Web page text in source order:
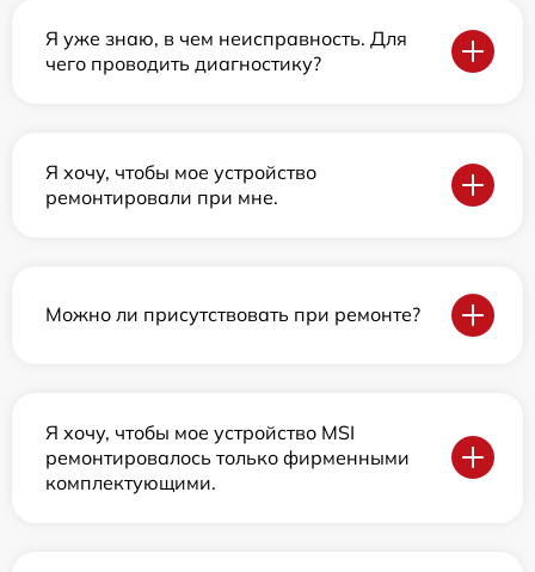
Я уже знаю, в чем неисправность. Для
чего проводить диагностику?
Я хочу, чтобы мое устройство
ремонтировали при мне.
Можно ли присутствовать при ремонте?
Я хочу, чтобы мое устройство MSI
ремонтировалось только фирменными
комплектующими.